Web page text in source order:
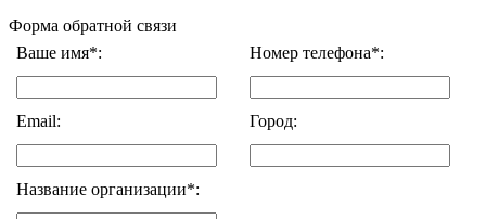
Форма обратной связи
Ваше имя*:
Номер телефона*:
Email: Город:
Название организации*: